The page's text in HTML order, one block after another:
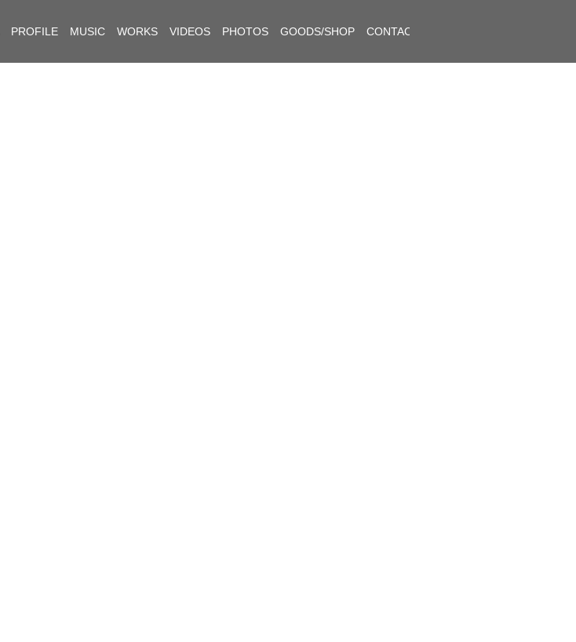
PROFILE MUSIC WORKS VIDEOS PHOTOS GOODS/SHOP CONTACT